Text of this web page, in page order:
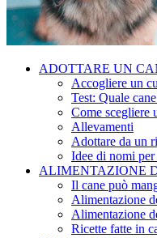
ADOTTARE UN
Accogliere un
Test: Quale
Come scegliere
Allevamenti
Adottare da un
Idee di nomi per
ALIMENTAZIONE
Il cane può
Alimentazione
Alimentazione
Ricette fatte in